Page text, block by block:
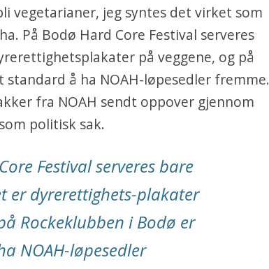
vegetarianer, jeg syntes det virket som
På Bodø Hard Core Festival serveres
på veggene, og på
standard å ha NOAH-løpesedler fremme.
fra NOAH sendt oppover gjennom
politisk sak.
Festival serveres bare
er dyrerettighets-plakater
Rockeklubben i Bodø er
NOAH-løpesedler